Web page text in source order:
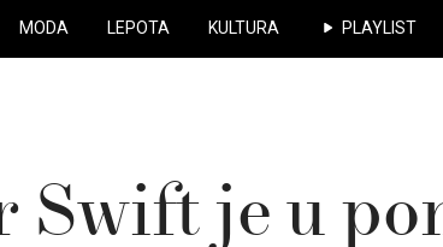
MODA LEPOTA KULTURA PLAYLIST
Swift je u